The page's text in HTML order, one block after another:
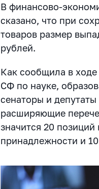
В финансово-
сказано, что при
товаров размер
рублей.
Как сообщила в ходе
СФ по науке,
сенаторы и
расширяющие
значится 20
принадлежности и